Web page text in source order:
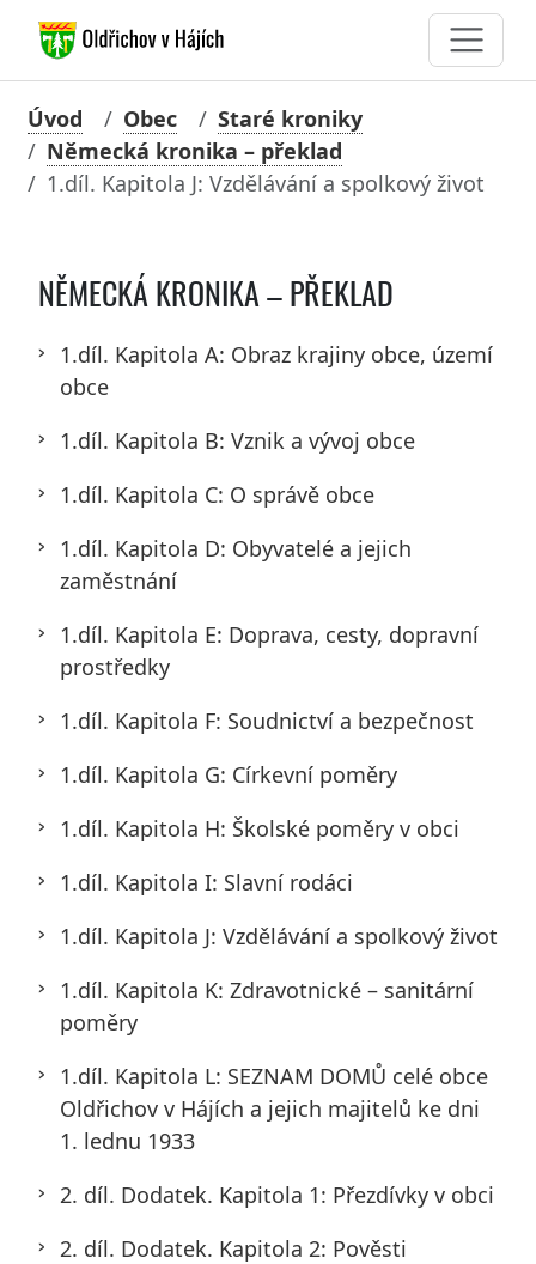
Úvod Obec
Staré kroniky
Německá kronika – překlad
1.díl. Kapitola J: Vzdělávání a spolkový život
NĚMECKÁ KRONIKA – PŘEKLAD
1.díl. Kapitola A: Obraz krajiny obce, území
obce
1.díl. Kapitola B: Vznik a vývoj obce
1.díl. Kapitola C: O správě obce
1.díl. Kapitola D: Obyvatelé a jejich
zaměstnání
1.díl. Kapitola E: Doprava, cesty, dopravní
prostředky
1.díl. Kapitola F: Soudnictví a bezpečnost
1.díl. Kapitola G: Církevní poměry
1.díl. Kapitola H: Školské poměry v obci
1.díl. Kapitola I: Slavní rodáci
1.díl. Kapitola J: Vzdělávání a spolkový život
1.díl. Kapitola K: Zdravotnické – sanitární
poměry
1.díl. Kapitola L: SEZNAM DOMŮ celé obce
Oldřichov v Hájích a jejich majitelů ke dni
1. lednu 1933
2. díl. Dodatek. Kapitola 1: Přezdívky v obci
2. díl. Dodatek. Kapitola 2: Pověsti